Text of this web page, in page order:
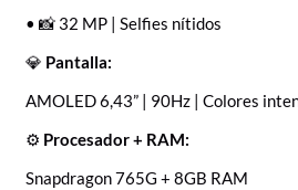
• 📸 32 MP | Selfies nítidos
💎 Pantalla:
AMOLED 6,43” | 90Hz | Colores
⚙️ Procesador + RAM:
Snapdragon 765G + 8GB RAM